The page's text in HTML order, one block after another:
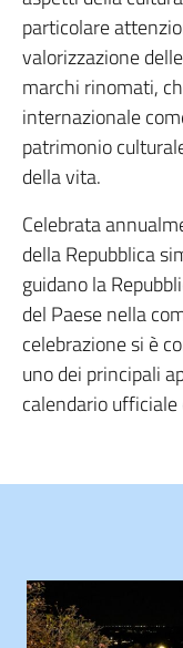
particolare
valorizzazione
marchi rinomati,
internazionale
patrimonio
della vita.
Celebrata
della Repubblica
guidano la
del Paese nella
celebrazione si è
uno dei principali
calendario